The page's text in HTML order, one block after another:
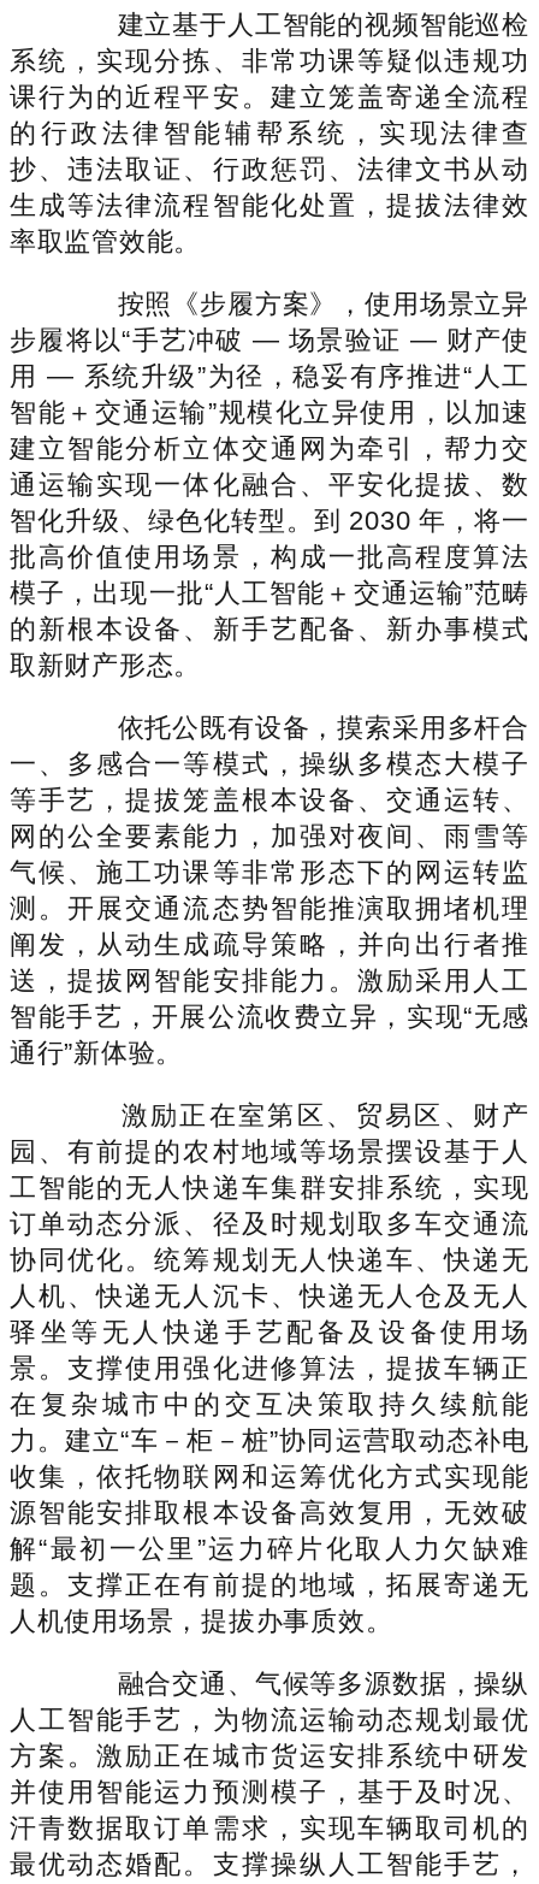
建立基于人工智能的视频智能巡检
系统，实现分拣、非常功课等疑似违规功
课行为的近程平安。建立笼盖寄递全流程
的行政法律智能辅帮系统，实现法律查
抄、违法取证、行政惩罚、法律文书从动
生成等法律流程智能化处置，提拔法律效
率取监管效能。
按照《步履方案》，使用场景立异
步履将以“手艺冲破 — 场景验证 — 财产使
用 — 系统升级”为径，稳妥有序推进“人工
智能＋交通运输”规模化立异使用，以加速
建立智能分析立体交通网为牵引，帮力交
通运输实现一体化融合、平安化提拔、数
智化升级、绿色化转型。到 2030 年，将一
批高价值使用场景，构成一批高程度算法
模子，出现一批“人工智能＋交通运输”范畴
的新根本设备、新手艺配备、新办事模式
取新财产形态。
依托公既有设备，摸索采用多杆合
一、多感合一等模式，操纵多模态大模子
等手艺，提拔笼盖根本设备、交通运转、
网的公全要素能力，加强对夜间、雨雪等
气候、施工功课等非常形态下的网运转监
测。开展交通流态势智能推演取拥堵机理
阐发，从动生成疏导策略，并向出行者推
送，提拔网智能安排能力。激励采用人工
智能手艺，开展公流收费立异，实现“无感
通行”新体验。
激励正在室第区、贸易区、财产
园、有前提的农村地域等场景摆设基于人
工智能的无人快递车集群安排系统，实现
订单动态分派、径及时规划取多车交通流
协同优化。统筹规划无人快递车、快递无
人机、快递无人沉卡、快递无人仓及无人
驿坐等无人快递手艺配备及设备使用场
景。支撑使用强化进修算法，提拔车辆正
在复杂城市中的交互决策取持久续航能
力。建立“车－柜－桩”协同运营取动态补电
收集，依托物联网和运筹优化方式实现能
源智能安排取根本设备高效复用，无效破
解“最初一公里”运力碎片化取人力欠缺难
题。支撑正在有前提的地域，拓展寄递无
人机使用场景，提拔办事质效。
融合交通、气候等多源数据，操纵
人工智能手艺，为物流运输动态规划最优
方案。激励正在城市货运安排系统中研发
并使用智能运力预测模子，基于及时况、
汗青数据取订单需求，实现车辆取司机的
最优动态婚配。支撑操纵人工智能手艺，